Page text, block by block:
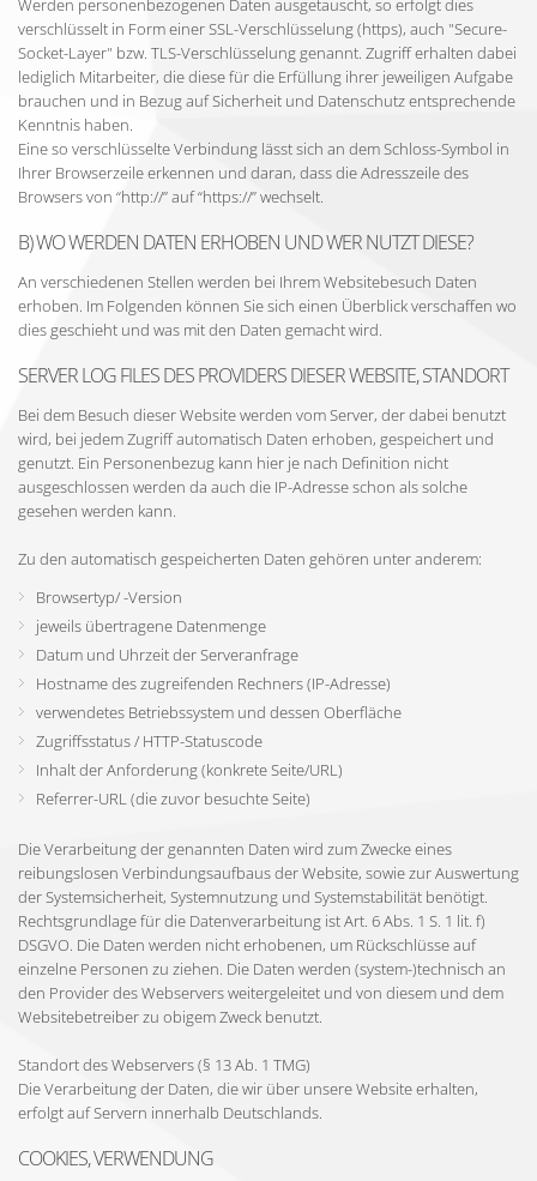
Werden personenbezogenen Daten ausgetauscht, so erfolgt dies
verschlüsselt in Form einer SSL-Verschlüsselung (https), auch "Secure-
Socket-Layer" bzw. TLS-Verschlüsselung genannt. Zugriff erhalten dabei
lediglich Mitarbeiter, die diese für die Erfüllung ihrer jeweiligen Aufgabe
brauchen und in Bezug auf Sicherheit und Datenschutz entsprechende
Kenntnis haben.
Eine so verschlüsselte Verbindung lässt sich an dem Schloss-Symbol in
Ihrer Browserzeile erkennen und daran, dass die Adresszeile des
Browsers von “http://” auf “https://” wechselt.
B) WO WERDEN DATEN ERHOBEN UND WER NUTZT DIESE?
An verschiedenen Stellen werden bei Ihrem Websitebesuch Daten
erhoben. Im Folgenden können Sie sich einen Überblick verschaffen wo
dies geschieht und was mit den Daten gemacht wird.
SERVER LOG FILES DES PROVIDERS DIESER WEBSITE, STANDORT
Bei dem Besuch dieser Website werden vom Server, der dabei benutzt
wird, bei jedem Zugriff automatisch Daten erhoben, gespeichert und
genutzt. Ein Personenbezug kann hier je nach Definition nicht
ausgeschlossen werden da auch die IP-Adresse schon als solche
gesehen werden kann.
Zu den automatisch gespeicherten Daten gehören unter anderem:
Browsertyp/ -Version
jeweils übertragene Datenmenge
Datum und Uhrzeit der Serveranfrage
Hostname des zugreifenden Rechners (IP-Adresse)
verwendetes Betriebssystem und dessen Oberfläche
Zugriffsstatus / HTTP-Statuscode
Inhalt der Anforderung (konkrete Seite/URL)
Referrer-URL (die zuvor besuchte Seite)
Die Verarbeitung der genannten Daten wird zum Zwecke eines
reibungslosen Verbindungsaufbaus der Website, sowie zur Auswertung
der Systemsicherheit, Systemnutzung und Systemstabilität benötigt.
Rechtsgrundlage für die Datenverarbeitung ist Art. 6 Abs. 1 S. 1 lit. f)
DSGVO. Die Daten werden nicht erhobenen, um Rückschlüsse auf
einzelne Personen zu ziehen. Die Daten werden (system-)technisch an
den Provider des Webservers weitergeleitet und von diesem und dem
Websitebetreiber zu obigem Zweck benutzt.
Standort des Webservers (§ 13 Ab. 1 TMG)
Die Verarbeitung der Daten, die wir über unsere Website erhalten,
erfolgt auf Servern innerhalb Deutschlands.
COOKIES, VERWENDUNG